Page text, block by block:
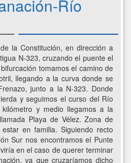
Río
la Constitución, en dirección a
N-323, cruzando el puente el
tomamos el camino de
llegando a la curva donde se
junto a la N-323. Donde
y seguimos el curso del Río
y medio llegamos a la
Playa de Vélez. Zona de
en familia. Siguiendo recto
Sur nos encontramos el Punte
en el caso de querer terminar
ya que cruzaríamos dicho